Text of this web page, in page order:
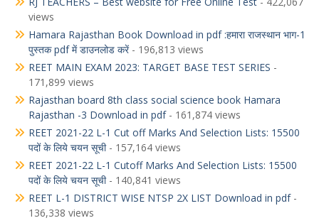
views
Hamara Rajasthan Book Download in pdf :हमारा राजस्थान भाग-1
पुस्तक pdf में डाउनलोड करें- 196,813 views
REET MAIN EXAM 2023: TARGET BASE TEST SERIES -
171,899 views
Rajasthan board 8th class social science book Hamara
Rajasthan -3 Download in pdf- 161,874 views
REET 2021-22 L-1 Cut off Marks And Selection Lists: 15500
पदों के लिये चयन सूची- 157,164 views
REET 2021-22 L-1 Cutoff Marks And Selection Lists: 15500
पदों के लिये चयन सूची- 140,841 views
REET L-1 DISTRICT WISE NTSP 2X LIST Download in pdf-
136,338 views